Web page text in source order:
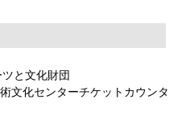
と文化財団
文化センターチケットカウンタ